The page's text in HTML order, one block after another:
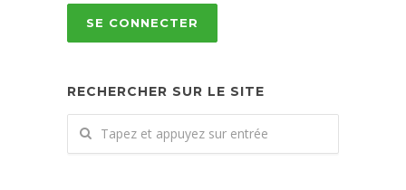
SE CONNECTER
RECHERCHER SUR LE SITE